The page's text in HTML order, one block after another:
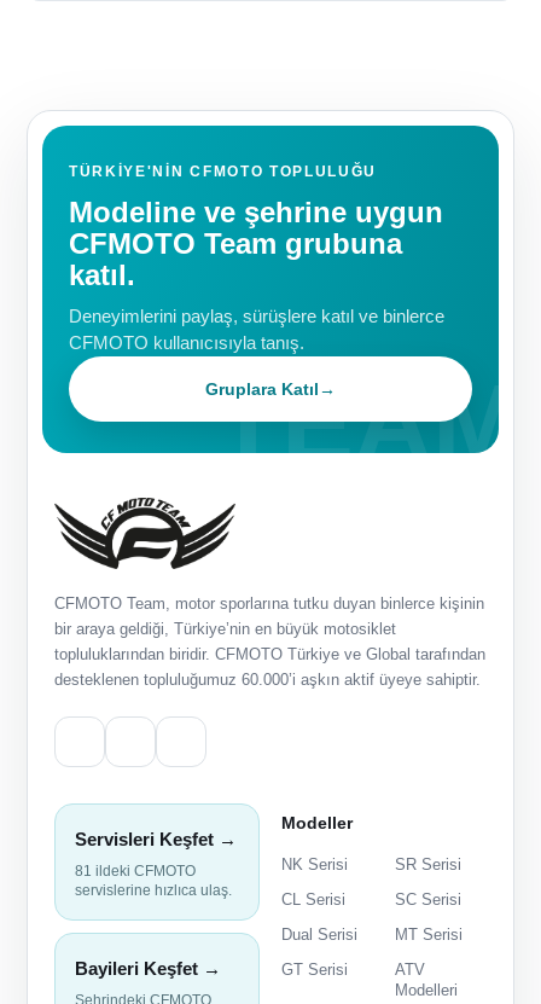
TÜRKIYE'NIN CFMOTO TOPLULUĞU
Modeline ve şehrine uygun
CFMOTO Team grubuna
katıl.
Deneyimlerini paylaş, sürüşlere katıl ve binlerce
CFMOTO kullanıcısıyla tanış.
Gruplara Katıl→
CFMOTO Team, motor sporlarına tutku duyan binlerce kişinin
bir araya geldiği, Türkiye’nin en büyük motosiklet
topluluklarından biridir. CFMOTO Türkiye ve Global tarafından
desteklenen topluluğumuz 60.000’i aşkın aktif üyeye sahiptir.
Servisleri Keşfet →
81 ildeki CFMOTO
servislerine hızlıca ulaş.
Bayileri Keşfet →
Modeller
NK Serisi
SR Serisi
CL Serisi
SC Serisi
Dual Serisi
MT Serisi
GT Serisi
ATV
Modelleri